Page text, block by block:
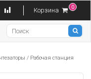
Корзина 0
/ Рабочая станция